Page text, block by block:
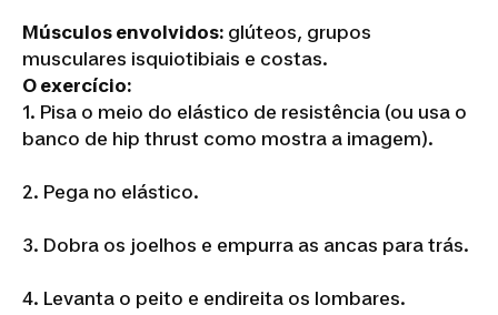
Músculos envolvidos: glúteos, grupos
musculares isquiotibiais e costas.
O exercício:
1. Pisa o meio do elástico de resistência (ou usa o
banco de hip thrust como mostra a imagem).
2. Pega no elástico.
3. Dobra os joelhos e empurra as ancas para trás.
4. Levanta o peito e endireita os lombares.